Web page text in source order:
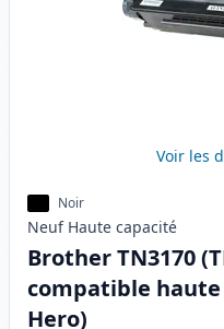
Voir les
Noir
Neuf Haute capacité
Brother TN3170
compatible
Hero)